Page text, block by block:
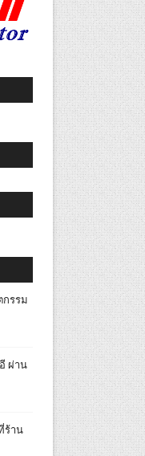
รรม
ผ่าน
ร้าน